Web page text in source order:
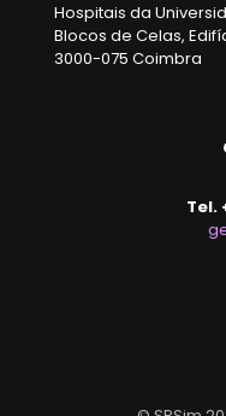
Hospitais da
Blocos de Celas,
3000-075 Coimbra
Tel.